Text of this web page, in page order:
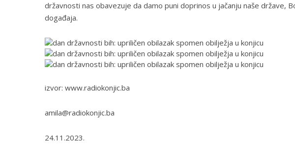
državnosti nas obavezuje da damo puni doprinos u jačanju naše države,
događaja.
izvor: www.radiokonjic.ba
amila@radiokonjic.ba
24.11.2023.